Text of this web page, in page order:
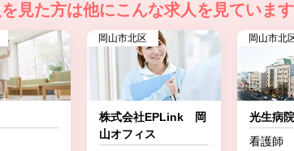
見た方は他にこんな求人を見ています
岡山市北区
株式会社EPLink 岡
山オフィス
岡山市北
光生病院
看護師